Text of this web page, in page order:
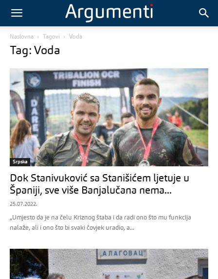
Naslovna Tagovi Voda
Tag: Voda
Srpska
Dok Stanivuković sa Stanišićem ljetuje u
Španiji, sve više Banjalučana nema...
25.07.2022.
„Umjesto da je na čelu Kriznog štaba i da radi ono što mu funkcija
nalaže, ali i ono što bi svaki čovjek uradio, a...